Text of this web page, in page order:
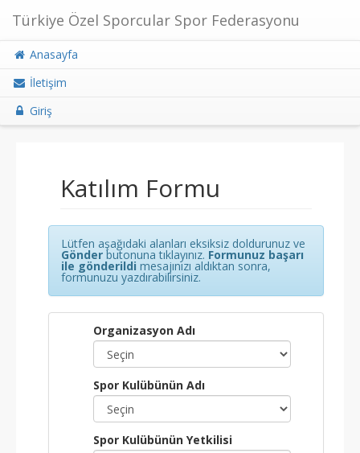
Türkiye Özel Sporcular Spor Federasyonu
Anasayfa
İletişim
Giriş
Katılım Formu
Lütfen aşağıdaki alanları eksiksiz doldurunuz ve
Gönder butonuna tıklayınız. Formunuz başarı
ile gönderildi mesajınızı aldıktan sonra,
formunuzu yazdırabilirsiniz.
Organizasyon Adı
Spor Kulübünün Adı
Spor Kulübünün Yetkilisi